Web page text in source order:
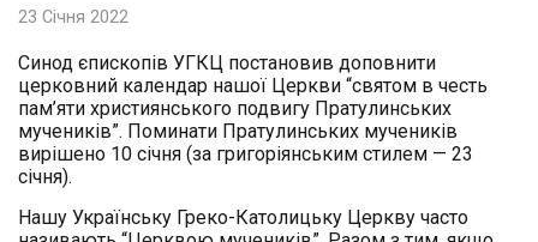
23 Січня 2022
Синод єпископів УГКЦ постановив доповнити
церковний календар нашої Церкви “святом в честь
пам’яти християнського подвигу Пратулинських
мучеників”. Поминати Пратулинських мучеників
вирішено 10 січня (за григоріянським стилем — 23
січня).
Нашу Українську Греко-Католицьку Церкву часто